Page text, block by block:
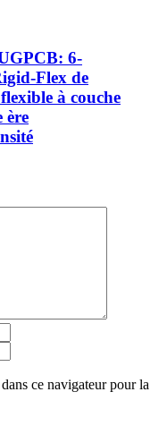
6-
Flex de
à couche
ère
ce navigateur pour la